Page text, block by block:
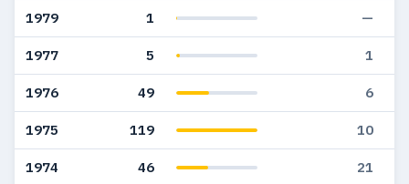
1979 1 —
1977 5 1
1976 49 6
1975 119 10
1974 46 21